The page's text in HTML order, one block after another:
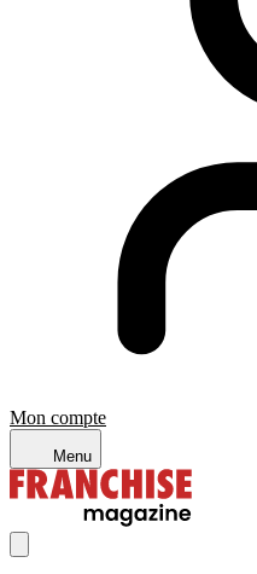
Mon compte
Menu